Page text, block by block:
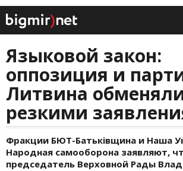
Языковой закон:
оппозиция и
Литвина
резкими
Фракции БЮТ-Батьківщина и Наша
Народная самооборона заявляют,
председатель Верховной Рады